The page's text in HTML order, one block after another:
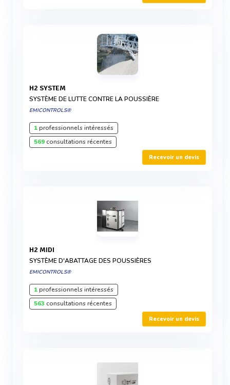
H2 SYSTEM
SYSTÈME DE LUTTE CONTRE LA POUSSIÈRE
EMICONTROLS®
1professionnels intéressés
569consultations récentes
Recevoir un devis
H2 MIDI
SYSTÈME D'ABATTAGE DES POUSSIÈRES
EMICONTROLS®
1professionnels intéressés
563 consultations récentes
Recevoir un devis